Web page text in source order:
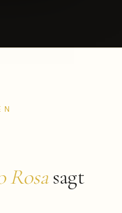
Rosasagt